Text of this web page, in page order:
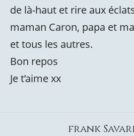
de là-haut et rire aux
maman Caron, papa et
et tous les autres.
Bon repos
Je t’aime xx
frank